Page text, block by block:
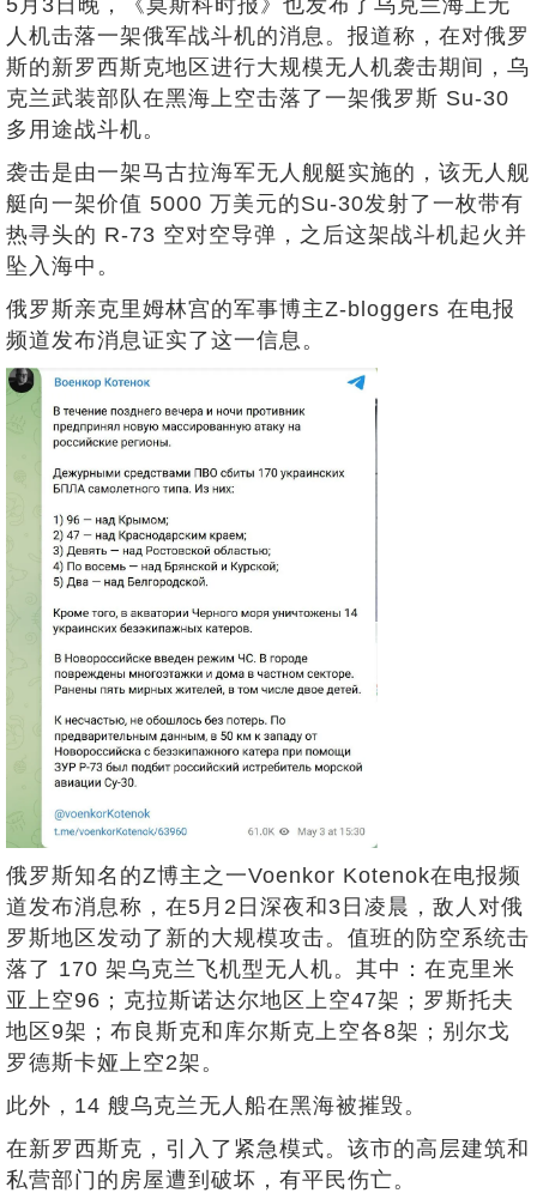
5月3日晚，《莫斯科时报》也发布了乌克兰海上无
人机击落一架俄军战斗机的消息。报道称，在对俄罗
斯的新罗西斯克地区进行大规模无人机袭击期间，乌
克兰武装部队在黑海上空击落了一架俄罗斯 Su-30
多用途战斗机。
袭击是由一架马古拉海军无人舰艇实施的，该无人舰
艇向一架价值 5000 万美元的Su-30发射了一枚带有
热寻头的 R-73 空对空导弹，之后这架战斗机起火并
坠入海中。
俄罗斯亲克里姆林宫的军事博主Z-bloggers 在电报
频道发布消息证实了这一信息。
俄罗斯知名的Z博主之一Voenkor Kotenok在电报频
道发布消息称，在5月2日深夜和3日凌晨，敌人对俄
罗斯地区发动了新的大规模攻击。值班的防空系统击
落了 170 架乌克兰飞机型无人机。其中：在克里米
亚上空96；克拉斯诺达尔地区上空47架；罗斯托夫
地区9架；布良斯克和库尔斯克上空各8架；别尔戈
罗德斯卡娅上空2架。
此外，14 艘乌克兰无人船在黑海被摧毁。
在新罗西斯克，引入了紧急模式。该市的高层建筑和
私营部门的房屋遭到破坏，有平民伤亡。